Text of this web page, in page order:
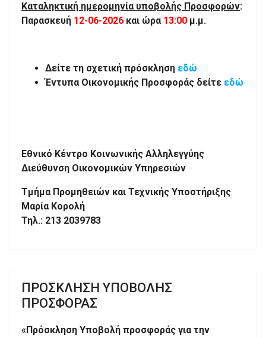
Καταληκτική ημερομηνία υποβολής Προσφορών:
Παρασκευή 12-06-2026 και ώρα 13:00 μ.μ.
Δείτε τη σχετική πρόσκληση εδώ
Έντυπα Οικονομικής Προσφοράς δείτε εδώ
Εθνικό Κέντρο Κοινωνικής Αλληλεγγύης
Διεύθυνση Οικονομικών Υπηρεσιών
Τμήμα Προμηθειών και Τεχνικής Υποστήριξης
Μαρία Κορολή
Τηλ.: 213 2039783
ΠΡΟΣΚΛΗΣΗ ΥΠΟΒΟΛΗΣ
ΠΡΟΣΦΟΡΑΣ
«Πρόσκληση Υποβολή προσφοράς για την